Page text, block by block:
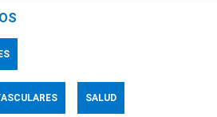
SALUD